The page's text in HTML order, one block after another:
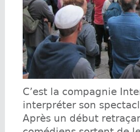
C’est la compagnie
interpréter son
Après un début